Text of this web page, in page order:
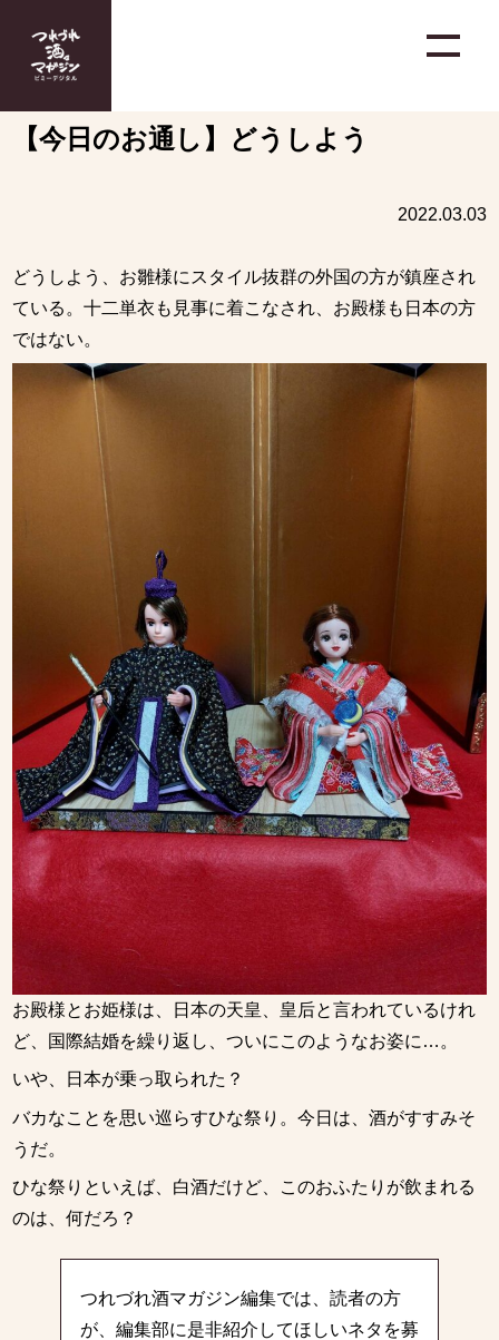
【今日のお通し】どうしよう
2022.03.03
どうしよう、お雛様にスタイル抜群の外国の方が鎮座され
ている。十二単衣も見事に着こなされ、お殿様も日本の方
ではない。
お殿様とお姫様は、日本の天皇、皇后と言われているけれ
ど、国際結婚を繰り返し、ついにこのようなお姿に…。
いや、日本が乗っ取られた？
バカなことを思い巡らすひな祭り。今日は、酒がすすみそ
うだ。
ひな祭りといえば、白酒だけど、このおふたりが飲まれる
のは、何だろ？
つれづれ酒マガジン編集では、読者の方
が、編集部に是非紹介してほしいネタを募